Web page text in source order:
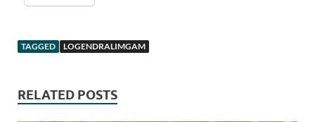
TAGGED LOGENDRALIMGAM
RELATED POSTS